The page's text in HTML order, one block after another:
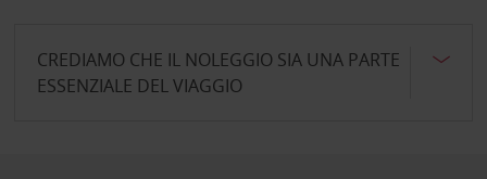
CREDIAMO CHE IL NOLEGGIO SIA UNA PARTE
ESSENZIALE DEL VIAGGIO